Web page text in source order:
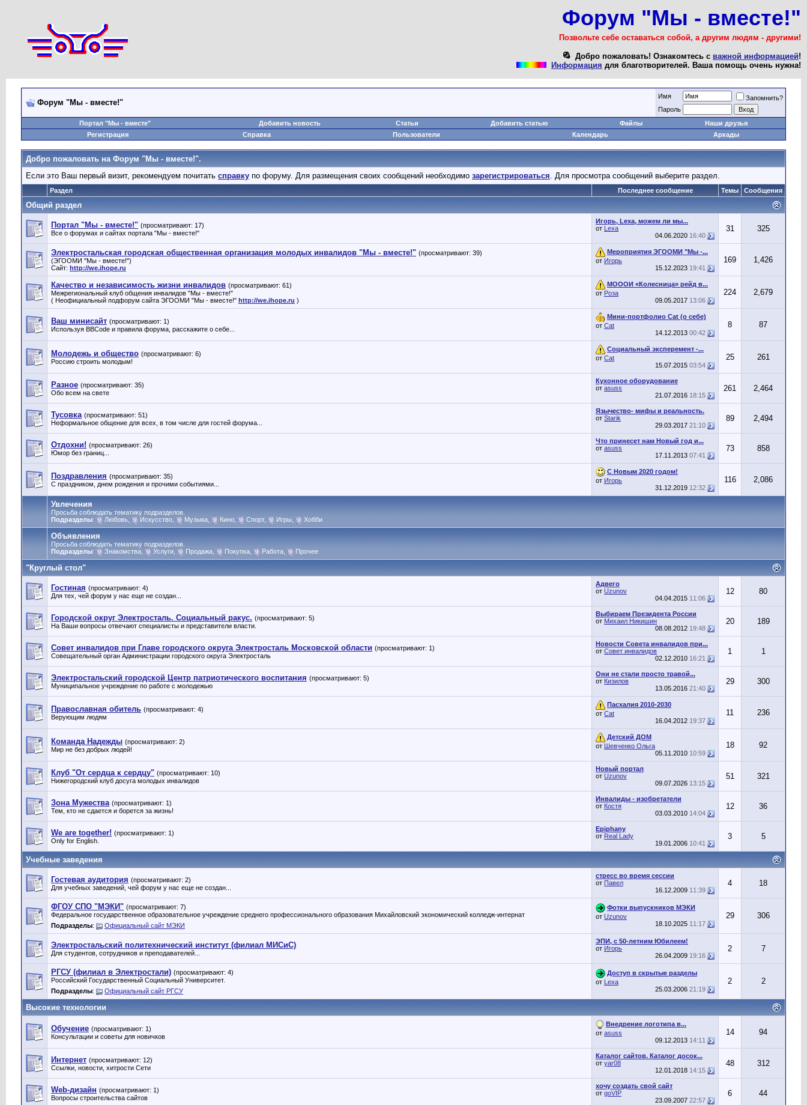
Форум "Мы - вместе!"
Позвольте себе оставаться собой, а другим людям - другими!
Добро пожаловать! Ознакомтесь с важной информацией!
Информация для благотворителей. Ваша помощь очень нужна!
Форум "Мы - вместе!"
Имя
Запомнить?
Пароль
Портал "Мы - вместе"
Добавить новость Статьи Добавить статью Файлы
Наши друзья
Регистрация
Справка Пользователи Календарь Аркады
Добро пожаловать на Форум "Мы - вместе!".
Если это Ваш первый визит, рекомендуем почитать справку по форуму. Для размещения своих сообщений необходимо зарегистрироваться. Для просмотра сообщений выберите раздел.
Раздел Последнее сообщение Темы Сообщения
Общий раздел
Портал "Мы - вместе!" (просматривают: 17)
Все о форумах и сайтах портала "Мы - вместе!"
Игорь, Lexa, можем ли мы...
от Lexa
04.06.2020 16:40
31 325
Электростальская городская общественная организация молодых инвалидов "Мы - вместе!" (просматривают: 39)
(ЭГООМИ "Мы - вместе!")
Сайт: http://we.ihope.ru
Мероприятия ЭГООМИ "Мы -...
от Игорь
15.12.2023 19:41
169 1,426
Качество и независимость жизни инвалидов (просматривают: 61)
Межрегиональный клуб общения инвалидов "Мы - вместе!"
( Неофициальный подфорум сайта ЭГООМИ "Мы - вместе!" http://we.ihope.ru )
МОООИ «Колесница» рейд в...
от Роза
09.05.2017 13:06
224 2,679
Ваш минисайт (просматривают: 1)
Используя BBCode и правила форума, расскажите о себе...
Мини-портфолио Cat (о себе)
от Cat
14.12.2013 00:42
8 87
Молодежь и общество (просматривают: 6)
Россию строить молодым!
Социальный эксперемент -...
от Cat
15.07.2015 03:54
25 261
Разное (просматривают: 35)
Обо всем на свете
Кухонное оборудование
от asuss
21.07.2016 18:15
261 2,464
Тусовка (просматривают: 51)
Неформальное общение для всех, в том числе для гостей форума...
Язычество- мифы и реальность.
от Starik
29.03.2017 21:10
89 2,494
Отдохни! (просматривают: 26)
Юмор без границ...
Что принесет нам Новый год и...
от asuss
17.11.2013 07:41
73 858
Поздравления (просматривают: 35)
С праздником, днем рождения и прочими событиями...
C Новым 2020 годом!
от Игорь
31.12.2019 12:32
116 2,086
Увлечения
Просьба соблюдать тематику подразделов.
Подразделы: Любовь Искусство Музыка Кино Спорт, Игры Хобби
Объявления
Просьба соблюдать тематику подразделов.
Подразделы: Знакомства Услуги Продажа Покупка Работа Прочее
"Круглый стол"
Гостиная (просматривают: 4)
Для тех, чей форум у нас еще не создан...
Адвего
от Uzunov
04.04.2015 11:06
12 80
Городской округ Электросталь. Социальный ракус. (просматривают: 5)
На Ваши вопросы отвечают специалисты и представители власти.
Выбираем Президента России
от Михаил Никишин
08.08.2012 19:48
20 189
Совет инвалидов при Главе городского округа Электросталь Московской области (просматривают: 1)
Совещательный орган Администрации городского округа Электросталь
Новости Совета инвалидов при...
от Совет инвалидов
02.12.2010 16:21
1 1
Электростальский городской Центр патриотического воспитания (просматривают: 5)
Муниципальное учреждение по работе с молодежью
Они не стали просто травой...
от Кизилов
13.05.2016 21:40
29 300
Православная обитель (просматривают: 4)
Верующим людям
Пасхалия 2010-2030
от Cat
16.04.2012 19:37
11 236
Команда Надежды (просматривают: 2)
Мир не без добрых людей!
Детский ДОМ
от Шевченко Ольга
05.11.2010 10:59
18 92
Клуб "От сердца к сердцу" (просматривают: 10)
Нижегородский клуб досуга молодых инвалидов
Новый портал
от Uzunov
09.07.2026 13:15
51 321
Зона Мужества (просматривают: 1)
Тем, кто не сдается и борется за жизнь!
Инвалиды - изобретатели
от Костя
03.03.2010 14:04
12 36
We are together! (просматривают: 1)
Only for English.
Epiphany
от Real Lady
19.01.2006 10:41
3 5
Учебные заведения
Гостевая аудитория (просматривают: 2)
Для учебных заведений, чей форум у нас еще не создан...
cтресс во время сессии
от Павел
16.12.2009 11:39
4 18
ФГОУ СПО "МЭКИ" (просматривают: 7)
Федеральное государственное образовательное учреждение среднего профессионального образования Михайловский экономический колледж-интернат
Подразделы: Официальный сайт МЭКИ
Фотки выпускников МЭКИ
от Uzunov
18.10.2025 11:17
29 306
Электростальский политехнический институт (филиал МИСиС)
Для студентов, сотрудников и преподавателей...
ЭПИ, с 50-летним Юбилеем!
от Игорь
26.04.2009 19:16
2 7
РГСУ (филиал в Электростали) (просматривают: 4)
Российский Государственный Социальный Университет.
Подразделы: Официальный сайт РГСУ
Доступ в скрытые разделы
от Lexa
25.03.2006 21:19
2 2
Высокие технологии
Обучение (просматривают: 1)
Консультации и советы для новичков
Внедрение логотипа в...
от asuss
09.12.2013 14:11
14 94
Интернет (просматривают: 12)
Ссылки, новости, хитрости Сети
Каталог сайтов. Каталог досок...
от yar08
12.01.2018 14:15
48 312
Web-дизайн (просматривают: 1)
Вопросы строительства сайтов
хочу создать свой сайт
от goVIP
23.09.2007 22:57
6 44